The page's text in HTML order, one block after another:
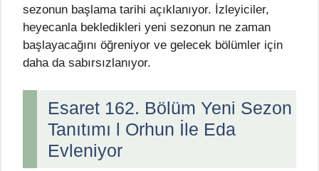
sezonun başlama tarihi açıklanıyor. İzleyiciler,
heyecanla bekledikleri yeni sezonun ne zaman
başlayacağını öğreniyor ve gelecek bölümler için
daha da sabırsızlanıyor.
Esaret 162. Bölüm Yeni Sezon
Tanıtımı l Orhun İle Eda
Evleniyor